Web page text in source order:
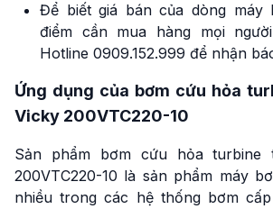
Để biết giá bán của dòng máy
điểm cần mua hàng mọi
Hotline 0909.152.999 để nhận
Ứng dụng của bơm cứu hỏa
Vicky 200VTC220-10
Sản phẩm bơm cứu hỏa turbine
200VTC220-10 là sản phẩm máy
nhiều trong các hệ thống bơm